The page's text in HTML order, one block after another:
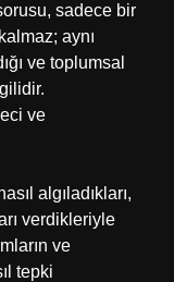
sadece bir
aynı
ve toplumsal
ve
algıladıkları,
verdikleriyle
ve
tepki